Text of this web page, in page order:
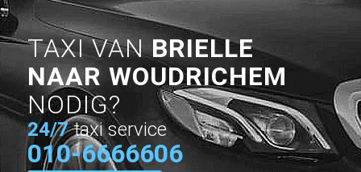
TAXI VANBRIELLE
NAAR WOUDRICHEM
NODIG?
24/7 taxi service
010-6666606